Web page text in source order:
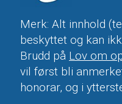
Merk: Alt innhold
beskyttet og kan
Brudd på Lov om
vil først bli
honorar, og i